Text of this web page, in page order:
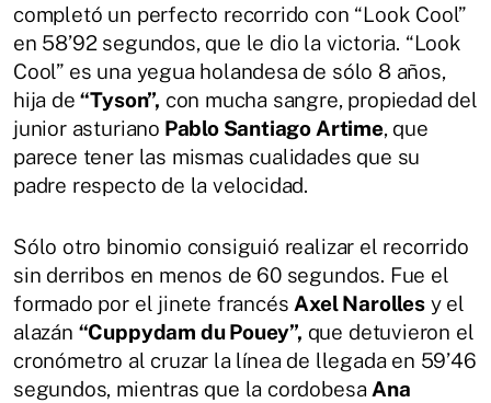
completó un perfecto recorrido con “Look Cool”
en 58’92 segundos, que le dio la victoria. “Look
Cool” es una yegua holandesa de sólo 8 años,
hija de“Tyson”, con mucha sangre, propiedad del
junior asturiano Pablo Santiago Artime, que
parece tener las mismas cualidades que su
padre respecto de la velocidad.
Sólo otro binomio consiguió realizar el recorrido
sin derribos en menos de 60 segundos. Fue el
formado por el jinete francés Axel Narollesy el
alazán “Cuppydam du Pouey”, que detuvieron el
cronómetro al cruzar la línea de llegada en 59’46
segundos, mientras que la cordobesa Ana